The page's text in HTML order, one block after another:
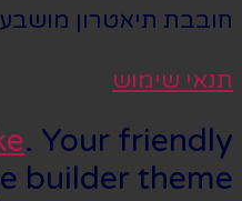
חובבת תיאטרון
תנאי שימוש
. Your friendly
builder theme.